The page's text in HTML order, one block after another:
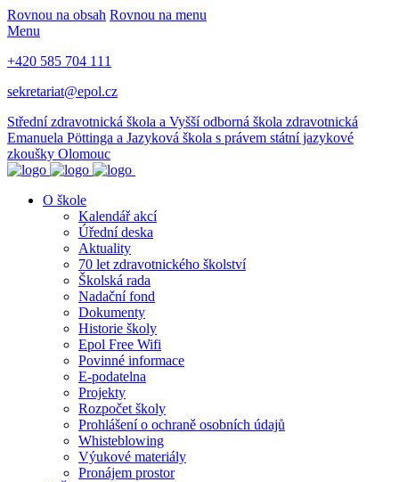
Rovnou na obsah Rovnou na menu
Menu
+420 585 704 111
sekretariat@epol.cz
Střední zdravotnická škola a Vyšší odborná škola zdravotnická
Emanuela Pöttinga a Jazyková škola s právem státní jazykové
zkoušky Olomouc
O škole
Kalendář akcí
Úřední deska
Aktuality
70 let zdravotnického školství
Školská rada
Nadační fond
Dokumenty
Historie školy
Epol Free Wifi
Povinné informace
E-podatelna
Projekty
Rozpočet školy
Prohlášení o ochraně osobních údajů
Whisteblowing
Výukové materiály
Pronájem prostor